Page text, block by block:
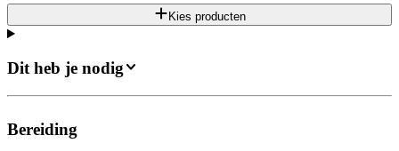
Kies producten
Dit heb je nodig
Bereiding